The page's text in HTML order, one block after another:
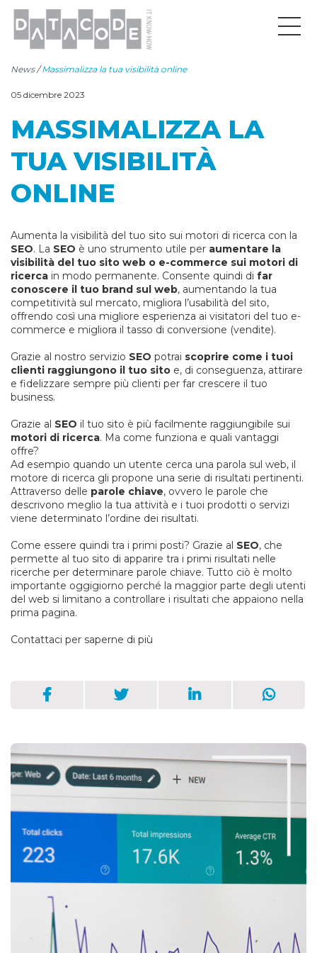
News/Massimalizza la tua visibilità online
MASSIMALIZZA LA
TUA VISIBILITÀ
ONLINE
05 dicembre 2023
Aumenta la visibilità del tuo sito sui motori di ricerca con la
SEO. La SEO è uno strumento utile per aumentare la
visibilità del tuo sito web o e-commerce sui motori di
ricerca in modo permanente. Consente quindi di far
conoscere il tuo brand sul web, aumentando la tua
competitività sul mercato, migliora l’usabilità del sito,
offrendo così una migliore esperienza ai visitatori del tuo e-
commerce e migliora il tasso di conversione (vendite).
Grazie al nostro servizio SEO potrai scoprire come i tuoi
clienti raggiungono il tuo sito e, di conseguenza, attirare
e fidelizzare sempre più clienti per far crescere il tuo
business.
Grazie al SEO il tuo sito è più facilmente raggiungibile sui
motori di ricerca. Ma come funziona e quali vantaggi
offre?
Ad esempio quando un utente cerca una parola sul web, il
motore di ricerca gli propone una serie di risultati pertinenti.
Attraverso delle parole chiave, ovvero le parole che
descrivono meglio la tua attività e i tuoi prodotti o servizi
viene determinato l’ordine dei risultati.
Come essere quindi tra i primi posti? Grazie al SEO, che
permette al tuo sito di apparire tra i primi risultati nelle
ricerche per determinare parole chiave. Tutto ciò è molto
importante oggigiorno perché la maggior parte degli utenti
del web si limitano a controllare i risultati che appaiono nella
prima pagina.
Contattaci per saperne di più